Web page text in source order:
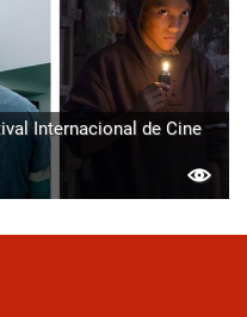
Internacional de Cine